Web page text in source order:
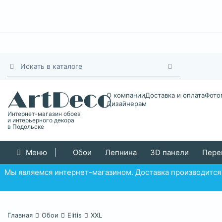
Интернет-магазин обоев
и интерьерного декора
в Подольске
О компанииДоставка и оплата
Дизайнерам
Меню Обои Лепнина 3D панели
Мы являемся интернет-магазином. Доставка
Главная Обои Elitis XXL